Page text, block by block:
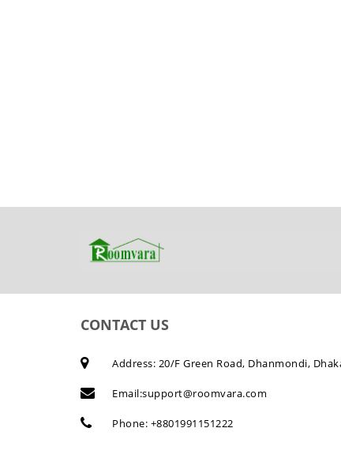
CONTACT US
Address: 20/F Green Road, Dhanmondi,
Email:support@roomvara.com
Phone: +8801991151222